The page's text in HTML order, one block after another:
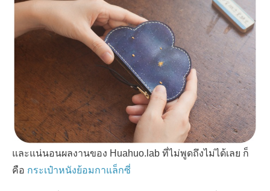
และแน่นอนผลงานของ Huahuo.lab ที่ไม่พูดถึงไม่ได้เลย ก็
คือ กระเป๋าหนังย้อมกาแล็กซี่